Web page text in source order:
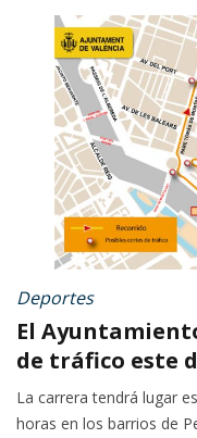
Deportes
El
de tráfico este
La carrera tendrá lugar
horas en los barrios de